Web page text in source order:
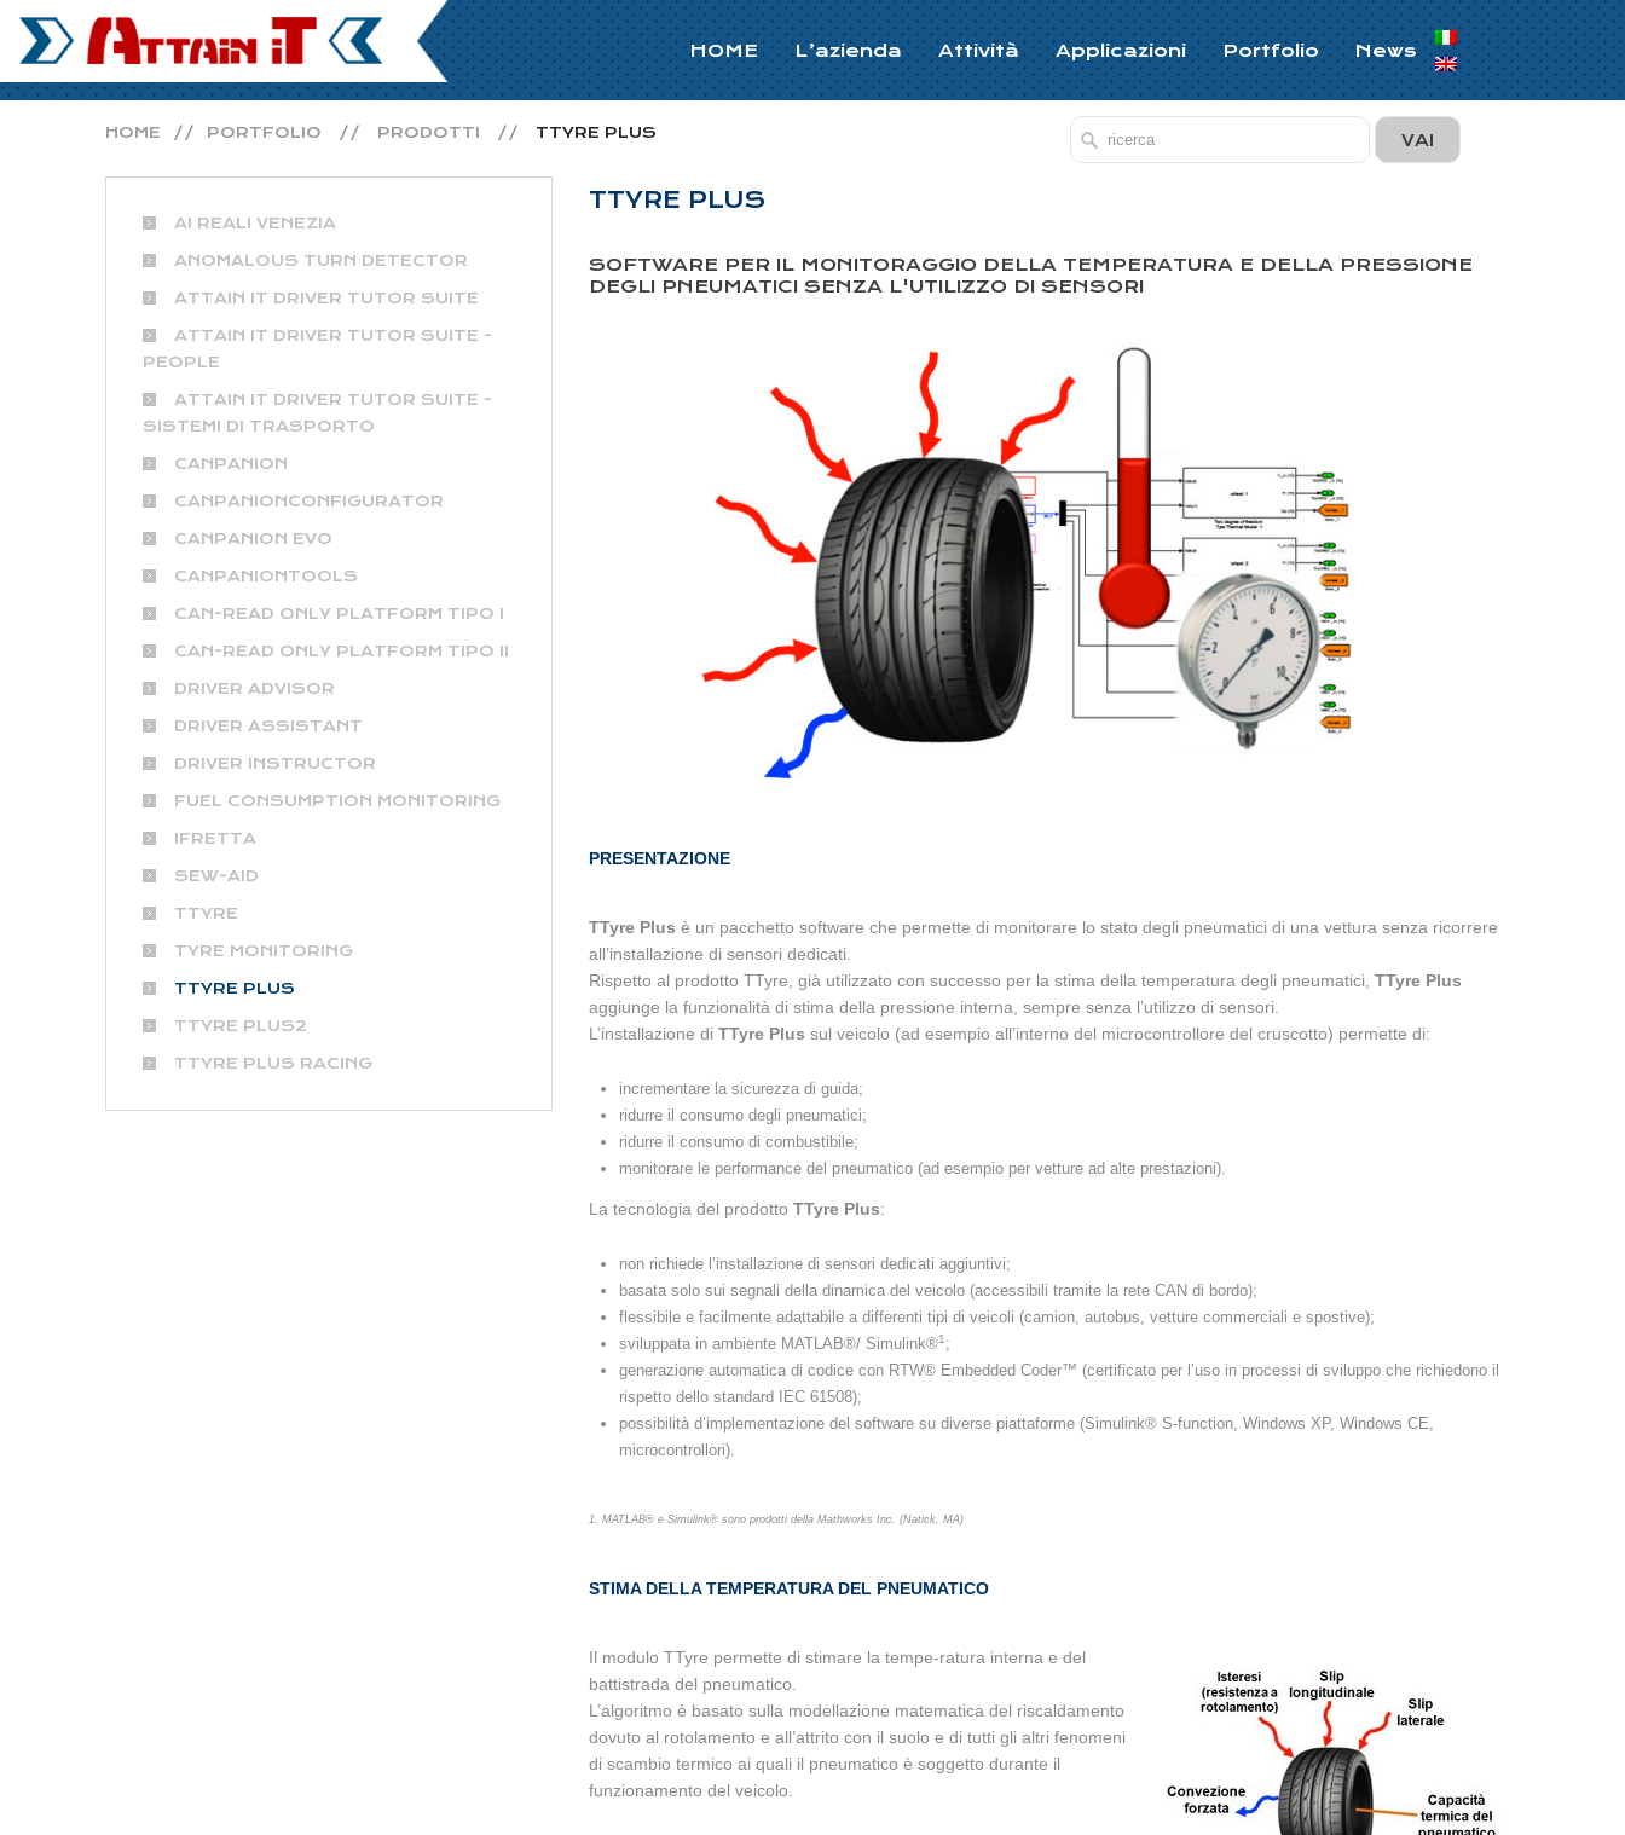
HOME L’azienda Attività Applicazioni Portfolio News
HOME PORTFOLIO PRODOTTI TTYRE PLUS
AI REALI VENEZIA
ANOMALOUS TURN DETECTOR
ATTAIN IT DRIVER TUTOR SUITE
ATTAIN IT DRIVER TUTOR SUITE -
PEOPLE
ATTAIN IT DRIVER TUTOR SUITE -
SISTEMI DI TRASPORTO
CANPANION
CANPANIONCONFIGURATOR
CANPANION EVO
CANPANIONTOOLS
CAN-READ ONLY PLATFORM TIPO I
CAN-READ ONLY PLATFORM TIPO II
DRIVER ADVISOR
DRIVER ASSISTANT
DRIVER INSTRUCTOR
FUEL CONSUMPTION MONITORING
IFRETTA
SEW-AID
TTYRE
TYRE MONITORING
TTYRE PLUS
TTYRE PLUS2
TTYRE PLUS RACING
TTYRE PLUS
SOFTWARE PER IL MONITORAGGIO DELLA TEMPERATURA E DELLA PRESSIONE
DEGLI PNEUMATICI SENZA L'UTILIZZO DI SENSORI
PRESENTAZIONE
TTyre Plus è un pacchetto software che permette di monitorare lo stato degli pneumatici di una vettura senza ricorrere
all’installazione di sensori dedicati.
Rispetto al prodotto TTyre, già utilizzato con successo per la stima della temperatura degli pneumatici, TTyre Plus
aggiunge la funzionalità di stima della pressione interna, sempre senza l’utilizzo di sensori.
L’installazione di TTyre Plus sul veicolo (ad esempio all’interno del microcontrollore del cruscotto) permette di:
incrementare la sicurezza di guida;
ridurre il consumo degli pneumatici;
ridurre il consumo di combustibile;
monitorare le performance del pneumatico (ad esempio per vetture ad alte prestazioni).
La tecnologia del prodotto TTyre Plus:
non richiede l’installazione di sensori dedicati aggiuntivi;
basata solo sui segnali della dinamica del veicolo (accessibili tramite la rete CAN di bordo);
flessibile e facilmente adattabile a differenti tipi di veicoli (camion, autobus, vetture commerciali e spostive);
sviluppata in ambiente MATLAB®/ Simulink®1 ;
generazione automatica di codice con RTW® Embedded Coder™ (certificato per l’uso in processi di sviluppo che richiedono il
rispetto dello standard IEC 61508);
possibilità d’implementazione del software su diverse piattaforme (Simulink® S-function, Windows XP, Windows CE,
microcontrollori).
1. MATLAB® e Simulink® sono prodotti della Mathworks Inc. (Natick, MA)
STIMA DELLA TEMPERATURA DEL PNEUMATICO
Il modulo TTyre permette di stimare la tempe-ratura interna e del
battistrada del pneumatico.
L’algoritmo è basato sulla modellazione matematica del riscaldamento
dovuto al rotolamento e all’attrito con il suolo e di tutti gli altri fenomeni
di scambio termico ai quali il pneumatico è soggetto durante il
funzionamento del veicolo.